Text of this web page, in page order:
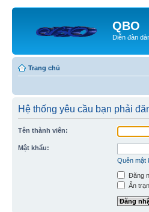
QBO
Diễn đàn
Trang chủ
Hệ thống yêu cầu bạn phải
Tên thành viên:
Mật khẩu:
Quên mật
Đăng
Ẩn